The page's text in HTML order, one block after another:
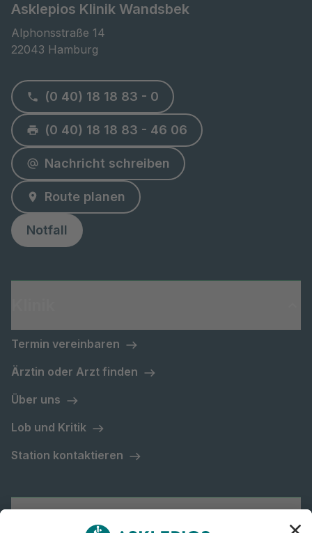
Asklepios Klinik Wandsbek
Alphonsstraße 14
22043 Hamburg
(0 40) 18 18 83 - 0
(0 40) 18 18 83 - 46 06
Nachricht schreiben
Route planen
Notfall
Termin vereinbaren
Ärztin oder Arzt finden
Über uns
Lob und Kritik
Station kontaktieren
Asklepios Gruppe